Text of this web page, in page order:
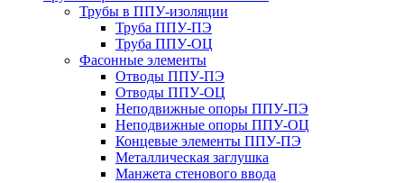
Трубы в ППУ-изоляции
Труба ППУ-ПЭ
Труба ППУ-ОЦ
Фасонные элементы
Отводы ППУ-ПЭ
Отводы ППУ-ОЦ
Неподвижные опоры ППУ-ПЭ
Неподвижные опоры ППУ-ОЦ
Концевые элементы ППУ-ПЭ
Металлическая заглушка
Манжета стенового ввода